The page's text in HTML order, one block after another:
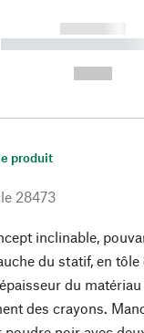
------------
----------- -----------
produit
28473
inclinable,
du statif, en
du matériau
des crayons.